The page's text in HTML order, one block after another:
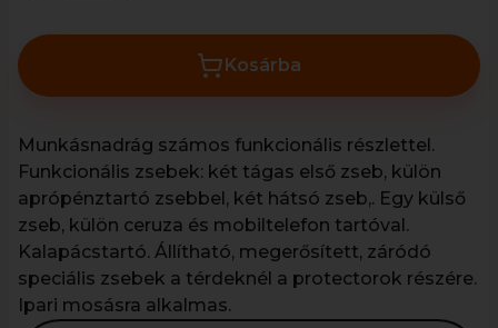
Kosárba
Munkásnadrág számos funkcionális részlettel.
Funkcionális zsebek: két tágas első zseb, külön
aprópénztartó zsebbel, két hátsó zseb,. Egy külső
zseb, külön ceruza és mobiltelefon tartóval.
Kalapácstartó. Állítható, megerősített, záródó
speciális zsebek a térdeknél a protectorok részére.
Ipari mosásra alkalmas.